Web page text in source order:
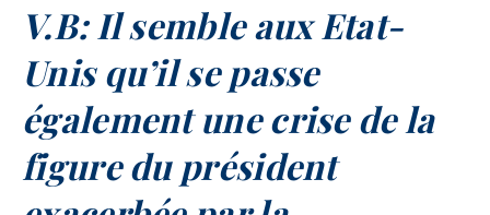
V.B: Il semble aux Etat-
Unis qu’il se passe
également une crise de la
figure du président